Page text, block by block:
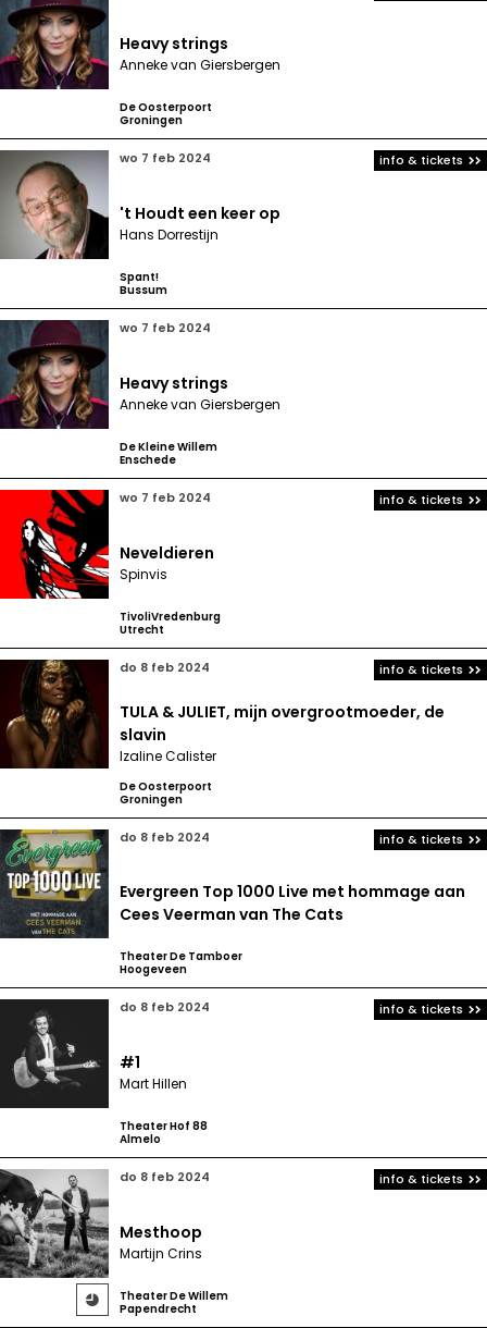
Heavy strings
Anneke van Giersbergen
De Oosterpoort
Groningen
wo 7 feb 2024
't Houdt een keer op
Hans Dorrestijn
Spant!
Bussum
info & tickets
wo 7 feb 2024
Heavy strings
Anneke van Giersbergen
De Kleine Willem
Enschede
wo 7 feb 2024
Neveldieren
Spinvis
TivoliVredenburg
Utrecht
info & tickets
do 8 feb 2024
TULA & JULIET, mijn overgrootmoeder, de
slavin
Izaline Calister
De Oosterpoort
Groningen
info & tickets
do 8 feb 2024
Evergreen Top 1000 Live met hommage aan
Cees Veerman van The Cats
Theater De Tamboer
Hoogeveen
info & tickets
do 8 feb 2024
#1
Mart Hillen
Theater Hof 88
Almelo
info & tickets

do 8 feb 2024
Mesthoop
Martijn Crins
Theater De Willem
Papendrecht
info & tickets